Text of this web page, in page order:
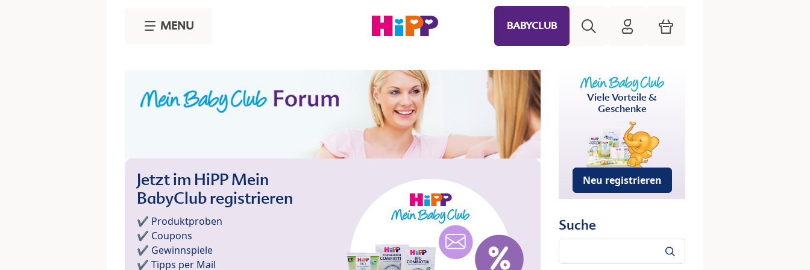
MENU BABYCLUB HiPP Mein Babyclub
Warenkorb
Jetzt im HiPP Mein
BabyClub registrieren
✔️ Produktproben
✔️ Coupons
✔️ Gewinnspiele
✔️ Tipps per Mail
Viele Vorteile &
Geschenke
Neu registrieren
Suche